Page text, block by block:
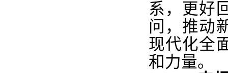
系，更好
问，推动
现代化全
和力量。